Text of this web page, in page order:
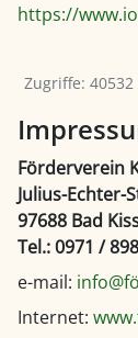
https://
Zugriffe: 40532
Förderverein
Julius-Echter-
97688 Bad
Tel.: 0971 /
e-mail:
Internet: